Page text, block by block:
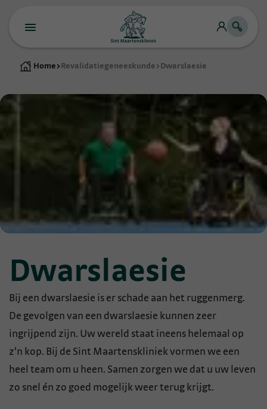
Home > Revalidatiegeneeskunde > Dwarslaesie
Dwarslaesie
Bij een dwarslaesie is er schade aan het ruggenmerg.
De gevolgen van een dwarslaesie kunnen zeer
ingrijpend zijn. Uw wereld staat ineens helemaal op
z'n kop. Bij de Sint Maartenskliniek vormen we een
heel team om u heen. Samen zorgen we dat u uw leven
zo snel én zo goed mogelijk weer terug krijgt.